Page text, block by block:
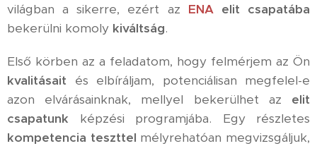
világban a sikerre, ezért az ENA elit csapatába
bekerülni komoly kiváltság.
Első körben az a feladatom, hogy felmérjem az Ön
kvalitásait és elbíráljam, potenciálisan megfelel-e
azon elvárásainknak, mellyel bekerülhet az elit
csapatunk képzési programjába. Egy részletes
kompetencia teszttel mélyrehatóan megvizsgáljuk,